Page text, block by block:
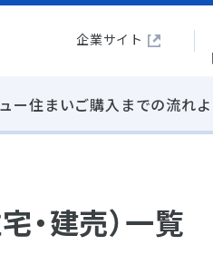
企業サイト
ー住まいご購入までの流れ
・建売）一覧